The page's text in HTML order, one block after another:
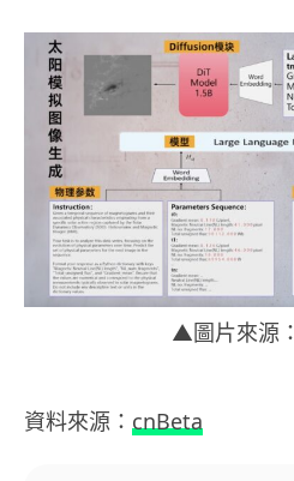
▲圖片來源：
資料來源： cnBeta